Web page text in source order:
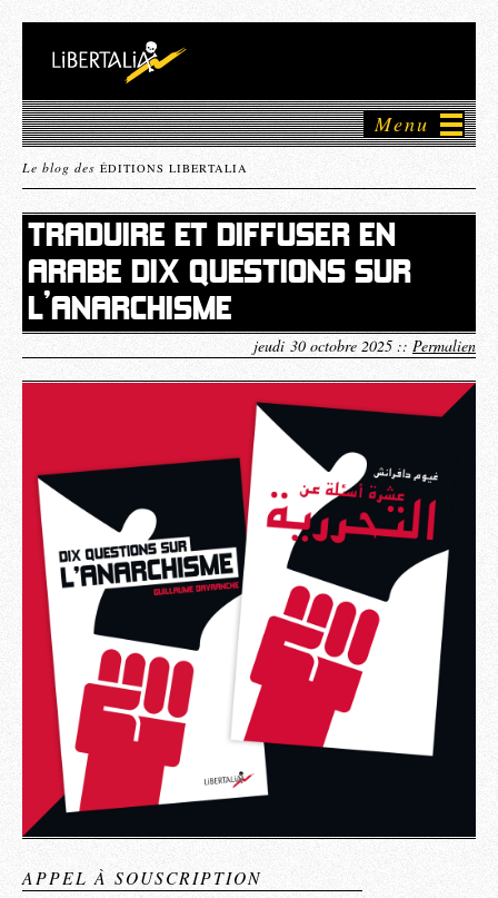
Menu
Le blog des ÉDITIONS LIBERTALIA
TRADUIRE ET DIFFUSER EN
ARABE DIX QUESTIONS SUR
L’ANARCHISME
jeudi 30 octobre 2025 ::Permalien
APPEL À SOUSCRIPTION